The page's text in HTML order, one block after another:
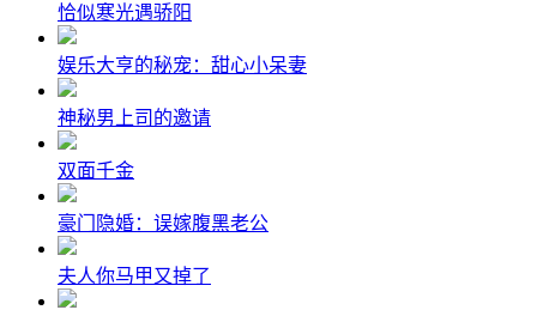
恰似寒光遇骄阳
娱乐大亨的秘宠：甜心小呆妻
神秘男上司的邀请
双面千金
豪门隐婚：误嫁腹黑老公
夫人你马甲又掉了